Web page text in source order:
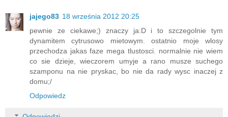
jajego83 18 września 2012 20:25
pewnie ze ciekawe;) znaczy ja:D i to szczegolnie tym
dynamitem cytrusowo mietowym. ostatnio moje wlosy
przechodza jakas faze mega tlustosci. normalnie nie wiem
co sie dzieje, wieczorem umyje a rano musze suchego
szamponu na nie pryskac, bo nie da rady wysc inaczej z
domu;/
Odpowiedz